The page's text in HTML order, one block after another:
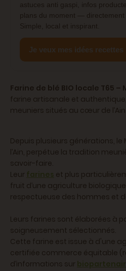
astuces anti gaspi, infos
plans du moment — directement
Simple, local et inspirant.
Je veux mes idées recettes
Farine de blé BIO locale T65 –
farine artisanale et
meuniers situés au cœur de l’Ain
Depuis plusieurs générations, le
l’Ain, perpétue la tradition
savoir-faire.
Leur farines et plus
fruit d’une agriculture
respectueuse des hommes et
Leurs farines sont élaborées à
soigneusement sélectionnés.
Cette farine est issue à d'une
certifiée commerce équitable
d’informations sur